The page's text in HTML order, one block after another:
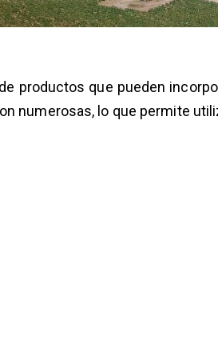
productos que pueden
numerosas, lo que permite